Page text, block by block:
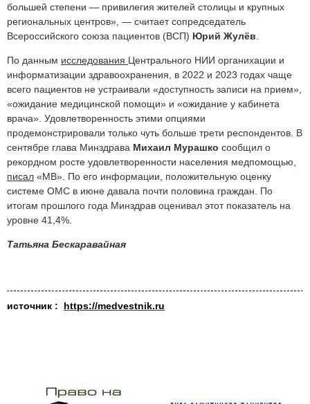
большей степени — привилегия жителей столицы и крупных
региональных центров», — считает сопредседатель
Всероссийского союза пациентов (ВСП) Юрий Жулёв
По данным исследования Центрального НИИ органихации и
информатизации здравоохранения, в 2022 и 2023 годах чаще
всего пациентов не устраивали «доступность записи на прием»,
«ожидание медицинской помощи» и «ожидание у кабинета
врача». Удовлетворенность этими опциями
продемонстрировали только чуть больше трети респондентов. В
сентябре глава Минздрава Михаил Мурашко сообщил о
рекордном росте удовлетворенности населения медпомощью,
писал «МВ». По его информации, положительную оценку
системе ОМС в июне давала почти половина граждан. По
итогам прошлого года Минздрав оценивал этот показатель на
уровне 41,4%.
Татьяна Бескаравайная
источник : https://medvestnik.ru